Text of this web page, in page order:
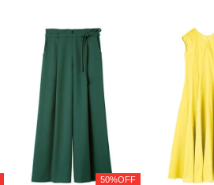
50%OFF